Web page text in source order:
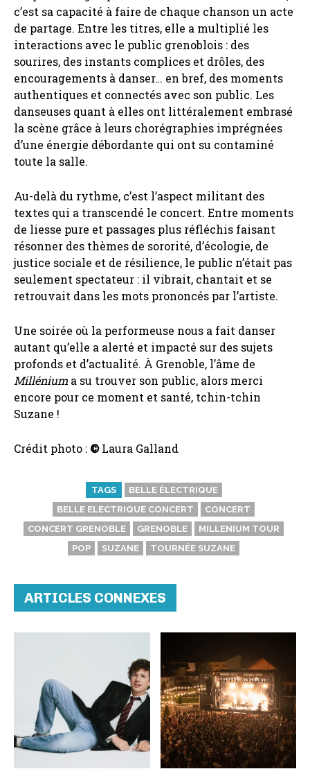
c’est sa capacité à faire de chaque chanson un acte
de partage. Entre les titres, elle a multiplié les
interactions avec le public grenoblois : des
sourires, des instants complices et drôles, des
encouragements à danser… en bref, des moments
authentiques et connectés avec son public. Les
danseuses quant à elles ont littéralement embrasé
la scène grâce à leurs chorégraphies imprégnées
d’une énergie débordante qui ont su contaminé
toute la salle.
Au-delà du rythme, c’est l’aspect militant des
textes qui a transcendé le concert. Entre moments
de liesse pure et passages plus réfléchis faisant
résonner des thèmes de sororité, d’écologie, de
justice sociale et de résilience, le public n’était pas
seulement spectateur : il vibrait, chantait et se
retrouvait dans les mots prononcés par l’artiste.
Une soirée où la performeuse nous a fait danser
autant qu’elle a alerté et impacté sur des sujets
profonds et d’actualité. À Grenoble, l’âme de
Millénium a su trouver son public, alors merci
encore pour ce moment et santé, tchin-tchin
Suzane !
Crédit photo : ©Laura Galland
TAGS
BELLE ÉLECTRIQUE
BELLE ELECTRIQUE CONCERT
CONCERT
CONCERT GRENOBLE
GRENOBLE
MILLENIUM TOUR
POP
SUZANE TOURNÉE SUZANE
ARTICLES CONNEXES